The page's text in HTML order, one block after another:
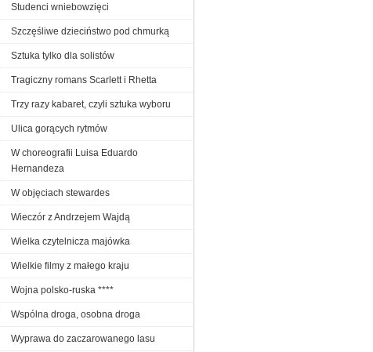
Studenci wniebowzięci
Szczęśliwe dzieciństwo pod chmurką
Sztuka tylko dla solistów
Tragiczny romans Scarlett i Rhetta
Trzy razy kabaret, czyli sztuka wyboru
Ulica gorących rytmów
W choreografii Luisa Eduardo
Hernandeza
W objęciach stewardes
Wieczór z Andrzejem Wajdą
Wielka czytelnicza majówka
Wielkie filmy z małego kraju
Wojna polsko-ruska ****
Wspólna droga, osobna droga
Wyprawa do zaczarowanego lasu